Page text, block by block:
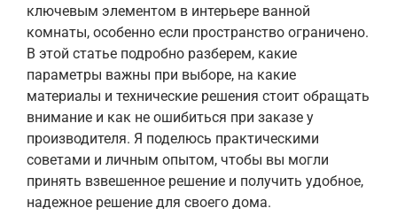
ключевым элементом в интерьере ванной
комнаты, особенно если пространство ограничено.
В этой статье подробно разберем, какие
параметры важны при выборе, на какие
материалы и технические решения стоит обращать
внимание и как не ошибиться при заказе у
производителя. Я поделюсь практическими
советами и личным опытом, чтобы вы могли
принять взвешенное решение и получить удобное,
надежное решение для своего дома.